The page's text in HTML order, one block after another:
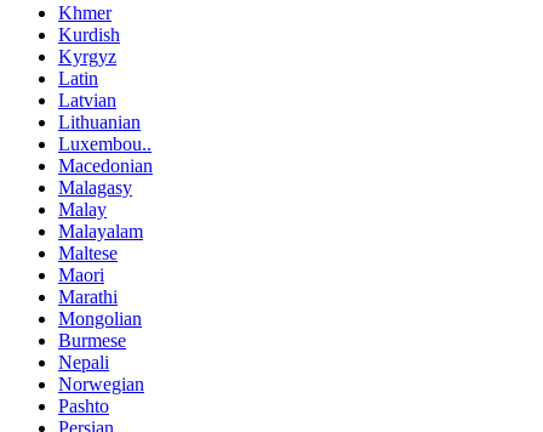
Khmer
Kurdish
Kyrgyz
Latin
Latvian
Lithuanian
Luxembou..
Macedonian
Malagasy
Malay
Malayalam
Maltese
Maori
Marathi
Mongolian
Burmese
Nepali
Norwegian
Pashto
Persian